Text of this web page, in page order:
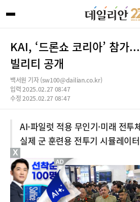
KAI, ‘드론쇼 코리아’ 참가
빌리티 공개
백서원 기자 (sw100@dailian.co.kr)
입력 2025.02.27 08:47
수정 2025.02.27 08:47
AI-파일럿 적용 무인기·미래 전투
실제 군 훈련용 전투기 시뮬레이
X